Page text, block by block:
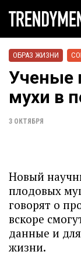
ОБРАЗ ЖИЗНИ
Ученые
мухи в
3 ОКТЯБРЯ
Новый
плодовых
говорят о
вскоре
данные и
жизни.